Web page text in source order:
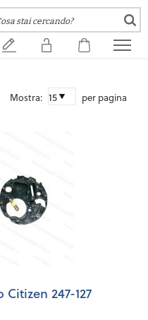
Mostra: per pagina
247-127